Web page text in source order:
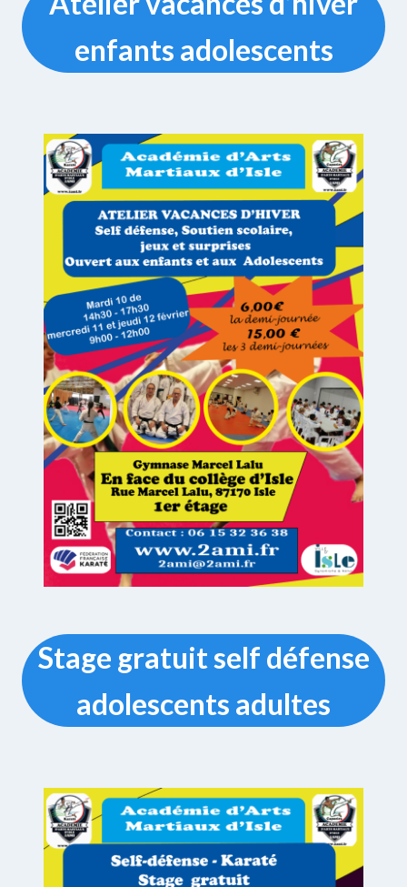
enfants adolescents
Stage gratuit self défense
adolescents adultes